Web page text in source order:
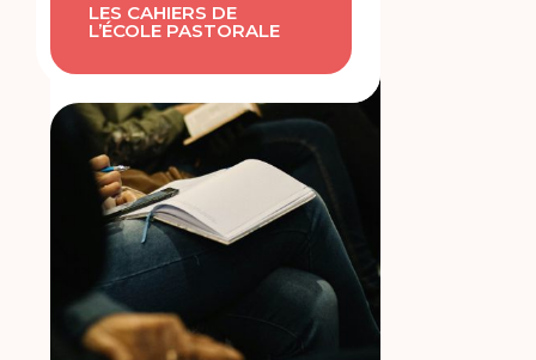
LES CAHIERS DE
L’ÉCOLE PASTORALE